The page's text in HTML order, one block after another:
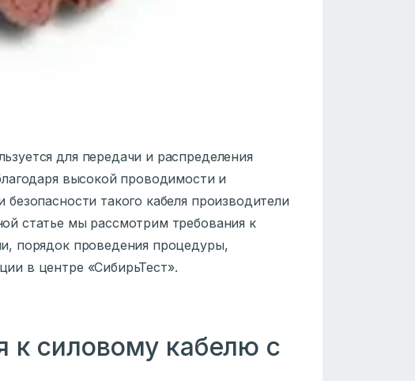
для передачи и распределения
высокой проводимости и
такого кабеля производители
статье мы рассмотрим требования к
порядок проведения процедуры,
в центре «СибирьТест».
к силовому кабелю с